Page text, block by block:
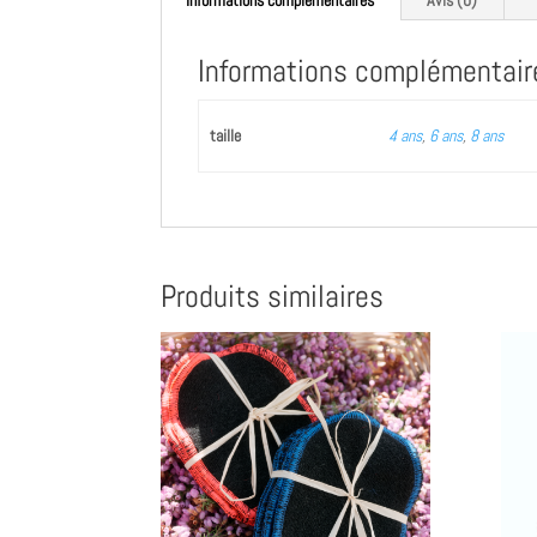
Informations
taille 4 ans, 6 ans, 8 ans
Produits similaires